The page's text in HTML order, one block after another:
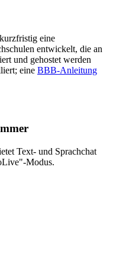
eine
entwickelt, die an
und gehostet werden
eine BBB-Anleitung
Text- und Sprachchat
Modus.